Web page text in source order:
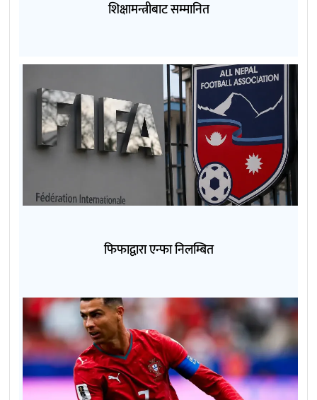
शिक्षामन्त्रीबाट सम्मानित
फिफाद्वारा एन्फा निलम्बित